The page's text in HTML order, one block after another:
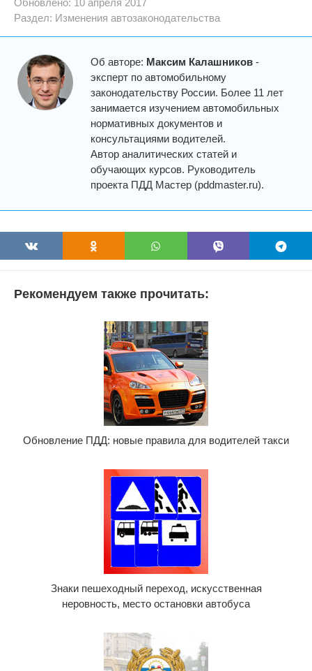
Обновлено: 10 апреля 2017
Раздел: Изменения автозаконодательства
Об авторе: Максим Калашников -
эксперт по автомобильному
законодательству России. Более 11 лет
занимается изучением автомобильных
нормативных документов и
консультациями водителей.
Автор аналитических статей и
обучающих курсов. Руководитель
проекта ПДД Мастер (pddmaster.ru).
Рекомендуем также прочитать:
Обновление ПДД: новые правила для водителей такси
Знаки пешеходный переход, искусственная
неровность, место остановки автобуса